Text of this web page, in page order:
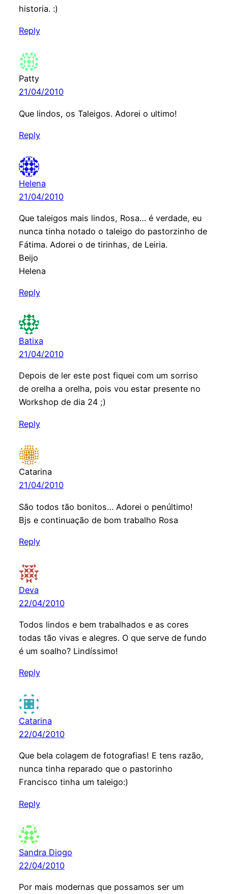
historia. :)
Reply
Patty
21/04/2010
Que lindos, os Taleigos. Adorei o ultimo!
Reply
Helena
21/04/2010
Que taleigos mais lindos, Rosa… é verdade, eu
nunca tinha notado o taleigo do pastorzinho de
Fátima. Adorei o de tirinhas, de Leiria.
Beijo
Helena
Reply
Batixa
21/04/2010
Depois de ler este post fiquei com um sorriso
de orelha a orelha, pois vou estar presente no
Workshop de dia 24 ;)
Reply
Catarina
21/04/2010
São todos tão bonitos… Adorei o penúltimo!
Bjs e continuação de bom trabalho Rosa
Reply
Deva
22/04/2010
Todos lindos e bem trabalhados e as cores
todas tão vivas e alegres. O que serve de fundo
é um soalho? Lindíssimo!
Reply
Catarina
22/04/2010
Que bela colagem de fotografias! E tens razão,
nunca tinha reparado que o pastorinho
Francisco tinha um taleigo:)
Reply
Sandra Diogo
22/04/2010
Por mais modernas que possamos ser um